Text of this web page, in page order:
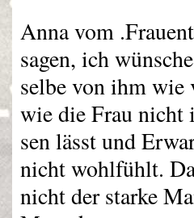
Anna vom
sagen, ich
selbe von ihm wie
wie die Frau nicht
sen lässt und
nicht wohlfühlt.
nicht der starke